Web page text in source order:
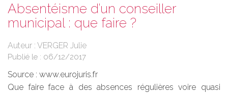
Absentéisme d’un conseiller
municipal : que faire ?
Auteur : VERGER Julie
Publié le : 06/12/2017
Source : www.eurojuris.fr
Que faire face à des absences régulières voire quasi